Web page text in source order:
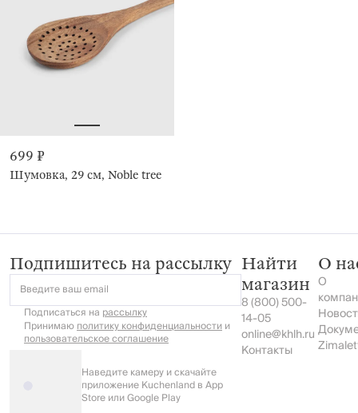
699 ₽
Шумовка, 29 см, Noble tree
Подпишитесь на рассылку
Введите ваш email
Подписаться на рассылку
Принимаюполитику конфиденциальностии
пользовательское соглашение
Наведите камеру и скачайте
приложение Kuchenland в App
Store или Google Play
Найти
магазин
8 (800) 500-
14-05
online@khlh.ru
Контакты
О
О